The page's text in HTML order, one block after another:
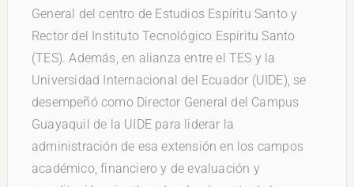
General del centro de Estudios Espíritu Santo y
Rector del Instituto Tecnológico Espíritu Santo
(TES). Además, en alianza entre el TES y la
Universidad Internacional del Ecuador (UIDE), se
desempeñó como Director General del Campus
Guayaquil de la UIDE para liderar la
administración de esa extensión en los campos
académico, financiero y de evaluación y